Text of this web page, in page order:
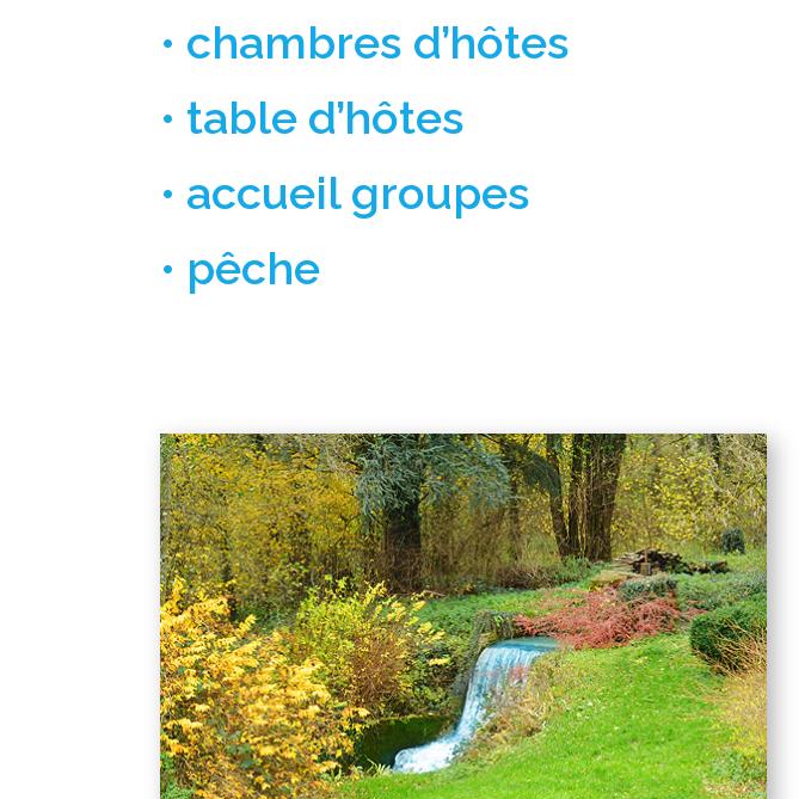
• chambres d’hôtes
• table d’hôtes
• accueil groupes
• pêche